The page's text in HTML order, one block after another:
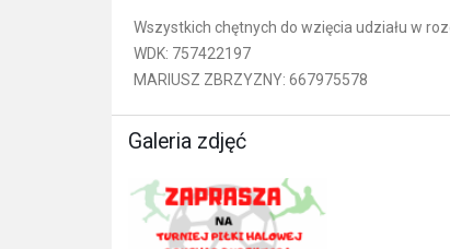
Wszystkich chętnych do wzięcia udziału w
WDK: 757422197
MARIUSZ ZBRZYZNY: 667975578
Galeria zdjęć